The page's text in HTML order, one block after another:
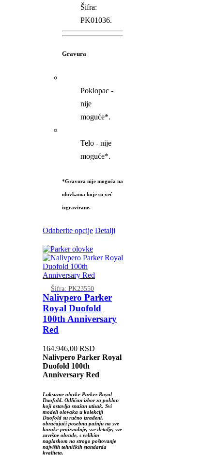
Šifra:
PK01036.
Gravura
Poklopac -
nije
moguće*.
Telo - nije
moguće*.
*Gravura nije moguća na
olovkama koje su već
izgravirane.
Odaberite opcije Detalji
Šifra: PK23550
Nalivpero Parker
Royal Duofold
100th Anniversary
Red
164.946,00 RSD
Nalivpero Parker Royal
Duofold 100th
Anniversary Red
Luksuzne olovke Parker Royal
Duofold. Odličan izbor za poklon
koji ostavlja snažan utisak. Svi
modeli olovaka u kolekciji
Duofold su ručno izrađeni,
obraćajući posebnu pažnju na sve
korake proizvodnje, sve detalje, sve
završne obrade, s velikim
naglaskom na strogo poštovanje
najviših tehničkih standarda
kvaliteta.